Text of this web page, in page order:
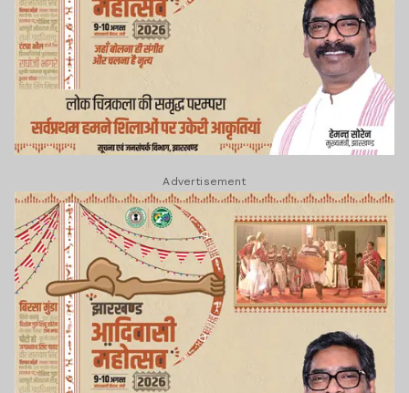
Advertisement